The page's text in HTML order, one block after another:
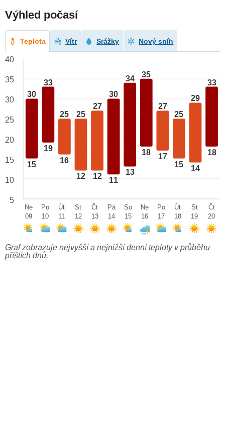
Výhled počasí
Teplota Vítr Srážky Nový sníh
30
15
33
19
25
16
25
12
27
12
30
11
34
13
35
18
27
17
25
15
29
14
33
18
40
35
30
25
20
15
10
5
Ne
09
Po
10
Út
11
St
12
Čt
13
Pá
14
So
15
Ne
16
Po
17
Út
18
St
19
Čt
20
Graf zobrazuje nejvyšší a nejnižší denní teploty v průběhu
příštích dnů.